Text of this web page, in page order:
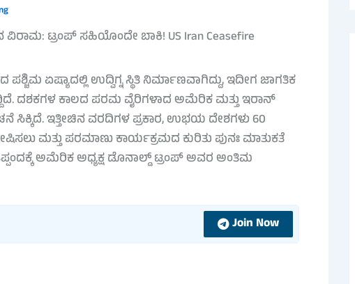
ಪಶ್ಚಿಮ ಏಷ್ಯಾದಲ್ಲಿ ಉದ್ವಿಗ್ನ ಸ್ಥಿತಿ ನಿರ್ಮಾಣವಾಗಿದ್ದು, ಇದೀಗ ಜಾಗತಿಕ
ದಶಕಗಳ ಕಾಲದ ಪರಮ ವೈರಿಗಳಾದ ಅಮೆರಿಕ ಮತ್ತು ಇರಾನ್
ಸಿಕ್ಕಿದೆ. ಇತ್ತೀಚಿನ ವರದಿಗಳ ಪ್ರಕಾರ, ಉಭಯ ದೇಶಗಳು 60
ಮತ್ತು ಪರಮಾಣು ಕಾರ್ಯಕ್ರಮದ ಕುರಿತು ಪುನಃ ಮಾತುಕತೆ
ಅಮೆರಿಕ ಅಧ್ಯಕ್ಷ ಡೊನಾಲ್ಡ್ ಟ್ರಂಪ್ ಅವರ ಅಂತಿಮ
Join Now